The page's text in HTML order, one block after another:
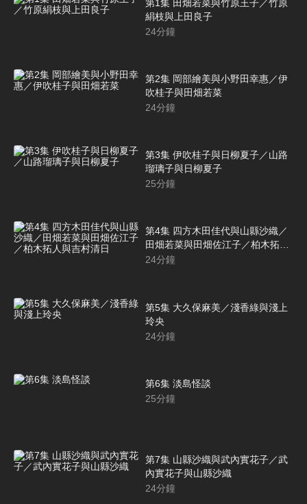
第1集 田畑若菜與竹原王子／竹原
絹枝與上田良子
24分鐘
第2集 岡部繪美與小野田幸惠／伊
吹桂子與田畑若菜
24分鐘
第3集 伊吹桂子與日柳夏子／山路
瑠璃子與日柳夏子
25分鐘
第4集 四方木田佳代與山縣沙織／
田畑若菜與田畑佐江子／柏木拓人
與吉村清日
24分鐘
第5集 大久保麻美／淺香綠與淺上
玲央
24分鐘
第6集 淡島怪談
25分鐘
第7集 山縣沙織與武內實花子／武
內實花子與山縣沙織
24分鐘